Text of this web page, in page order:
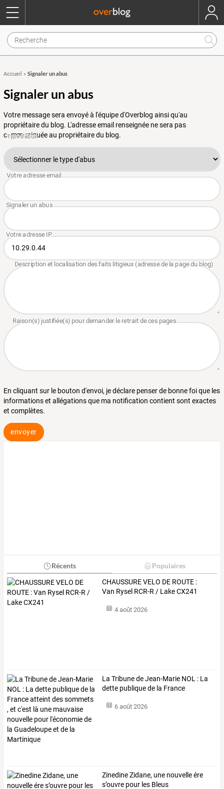
Accueil » Signaler un abus
Signaler un abus
Votre message sera envoyé à l'équipe d'Overblog ainsi qu'au
propriétaire du blog. L'adresse email renseignée ne sera pas
communiquée au propriétaire du blog.
En cliquant sur le bouton d'envoi, je déclare penser de bonne foi que les
informations et allégations que ma notification contient sont exactes
et complètes.
envoyer
Récents Populaires
CHAUSSURE VELO DE ROUTE :
Van Rysel RCR-R / Lake CX241
4 août 2026
La TribunedeJean-Marie NOL : La
dette publiquede la France
6 août 2026
Zinedine Zidane, une nouvelle ére
s’ouvre pour les Bleus